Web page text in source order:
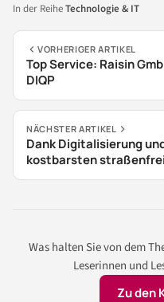
In der ReiheTechnologie & IT
VORHERIGER ARTIKEL
Top Service: Raisin
DIQP
NÄCHSTER ARTIKEL
Dank Digitalisierung
kostbarsten
Was halten Sie von dem
Leserinnen und
Zu den